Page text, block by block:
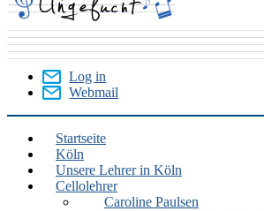
User
Menu
Log in
Webmail
Köln
Startseite
Köln
Unsere Lehrer in Köln
Cellolehrer
Caroline Paulsen